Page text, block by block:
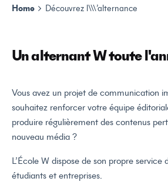
Home Découvrez l\\\’alternance
Un alternant W toute
Vous avez un projet de communication
souhaitez renforcer votre équipe
produire régulièrement des contenus
nouveau média ?
L’École W dispose de son propre service
étudiants et entreprises.